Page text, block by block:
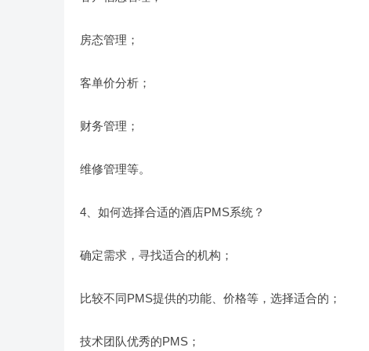
房态管理；
客单价分析；
财务管理；
维修管理等。
4、如何选择合适的酒店PMS系统？
确定需求，寻找适合的机构；
比较不同PMS提供的功能、价格等，选择适合的；
技术团队优秀的PMS；